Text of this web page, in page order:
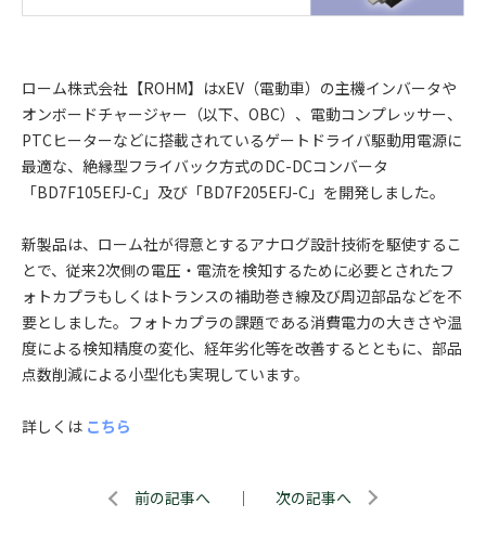
ローム株式会社【ROHM】はxEV（電動車）の主機インバータや
オンボードチャージャー（以下、OBC）、電動コンプレッサー、
PTCヒーターなどに搭載されているゲートドライバ駆動用電源に
最適な、絶縁型フライバック方式のDC-DCコンバータ
「BD7F105EFJ-C」及び「BD7F205EFJ-C」を開発しました。
新製品は、ローム社が得意とするアナログ設計技術を駆使するこ
とで、従来2次側の電圧・電流を検知するために必要とされたフ
ォトカプラもしくはトランスの補助巻き線及び周辺部品などを不
要としました。フォトカプラの課題である消費電力の大きさや温
度による検知精度の変化、経年劣化等を改善するとともに、部品
点数削減による小型化も実現しています。
詳しくは こちら
前の記事へ ｜ 次の記事へ